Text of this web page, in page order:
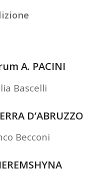
A. PACINI
Bascelli
D’ABRUZZO
Becconi